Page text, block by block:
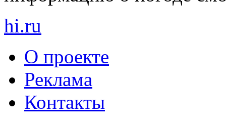
hi.ru
О проекте
Реклама
Контакты